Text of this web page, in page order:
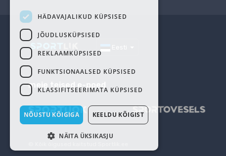
meie teised e-poed
HÄDAVAJALIKUD KÜPSISED
JÕUDLUSKÜPSISED
REKLAAMKÜPSISED
FUNKTSIONAALSED KÜPSISED
KLASSIFITSEERIMATA KÜPSISED
NÕUSTU KÕIGIGA KEELDU KÕIGIST
NÄITA ÜKSIKASJU